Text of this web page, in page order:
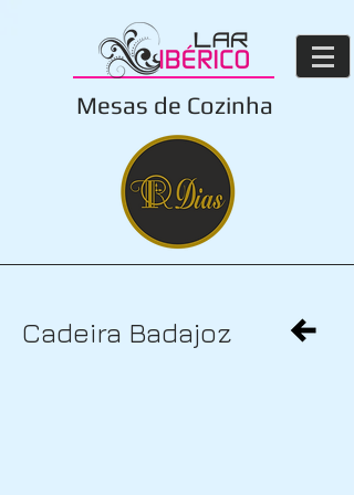
Mesas de Cozinha
Cadeira Badajoz